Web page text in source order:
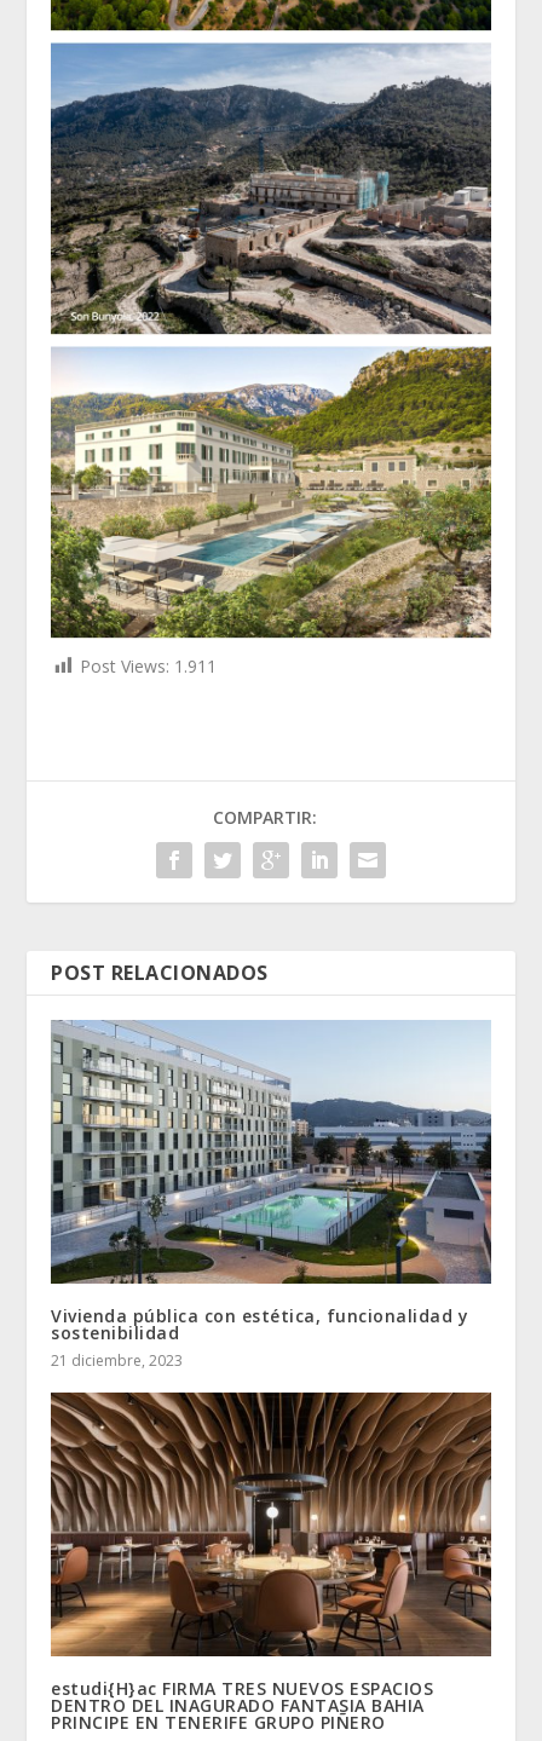
Post Views: 1.911
COMPARTIR:
POST RELACIONADOS
Vivienda pública con estética, funcionalidad y
sostenibilidad
21 diciembre, 2023
estudi{H}ac FIRMA TRES NUEVOS ESPACIOS
DENTRO DEL INAGURADO FANTASIA BAHIA
PRINCIPE EN TENERIFE GRUPO PIÑERO